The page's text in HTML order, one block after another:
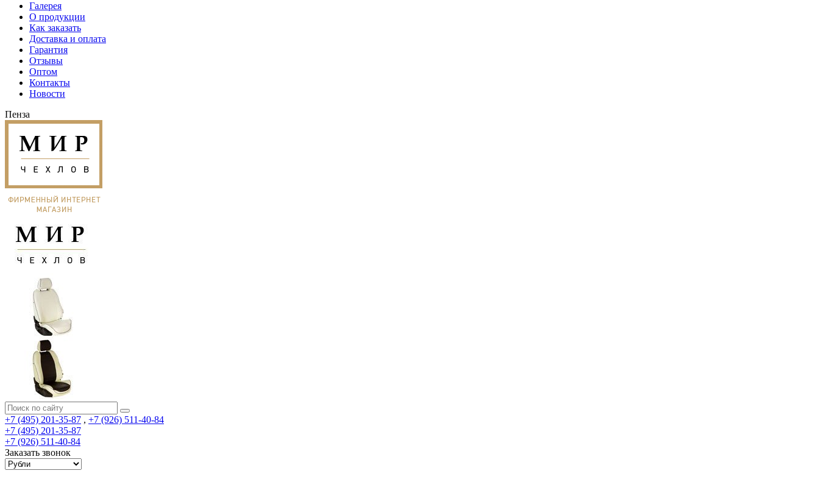
Галерея
О продукции
Как заказать
Доставка и оплата
Гарантия
Отзывы
Оптом
Контакты
Новости
Пенза
+7 (495) 201-35-87 , +7 (926) 511-40-84
+7 (495) 201-35-87
+7 (926) 511-40-84
Заказать звонок